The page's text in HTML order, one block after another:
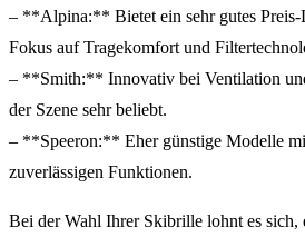
– **Alpina:** Bietet ein sehr gutes Preis-
Fokus auf Tragekomfort und
– **Smith:** Innovativ bei Ventilation
der Szene sehr beliebt.
– **Speeron:** Eher günstige Modelle
zuverlässigen Funktionen.
Bei der Wahl Ihrer Skibrille lohnt es sich,